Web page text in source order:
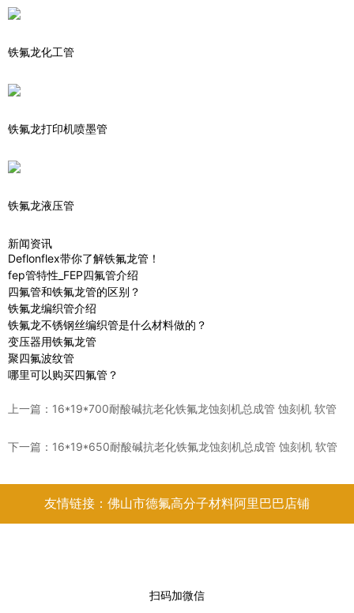
铁氟龙化工管
铁氟龙打印机喷墨管
铁氟龙液压管
新闻资讯
Deflonflex带你了解铁氟龙管！
fep管特性_FEP四氟管介绍
四氟管和铁氟龙管的区别？
铁氟龙编织管介绍
铁氟龙不锈钢丝编织管是什么材料做的？
变压器用铁氟龙管
聚四氟波纹管
哪里可以购买四氟管？
上一篇： 16*19*700耐酸碱抗老化铁氟龙蚀刻机总成管 蚀刻机 软管
下一篇： 16*19*650耐酸碱抗老化铁氟龙蚀刻机总成管 蚀刻机 软管
友情链接：佛山市德氟高分子材料阿里巴巴店铺
扫码加微信